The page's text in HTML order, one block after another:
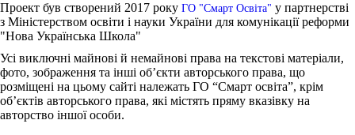
Проект був створений 2017 року ГО "Смарт Освіта" у партнерстві
з Міністерством освіти і науки України для комунікації реформи
"Нова Українська Школа"
Усі виключні майнові й немайнові права на текстові матеріали,
фото, зображення та інші об’єкти авторського права, що
розміщені на цьому сайті належать ГО “Смарт освіта”, крім
об’єктів авторського права, які містять пряму вказівку на
авторство іншої особи.